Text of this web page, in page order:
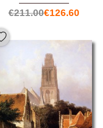
€211.00€126.60